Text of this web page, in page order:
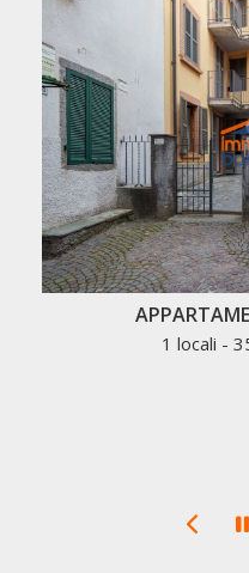
1 locali -